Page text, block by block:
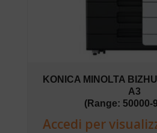
KONICA MINOLTA
A3
(Range: 50000-
Accedi per